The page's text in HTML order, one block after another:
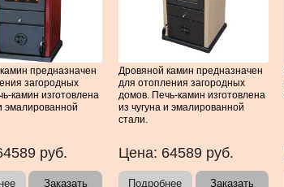
предназначен
загородных
камин изготовлена
эмалированной
руб.
Заказать
Дровяной камин предназначен
для отопления загородных
домов. Печь-камин изготовлена
из чугуна и эмалированной
стали.
Цена: 64589 руб.
Подробнее Заказать